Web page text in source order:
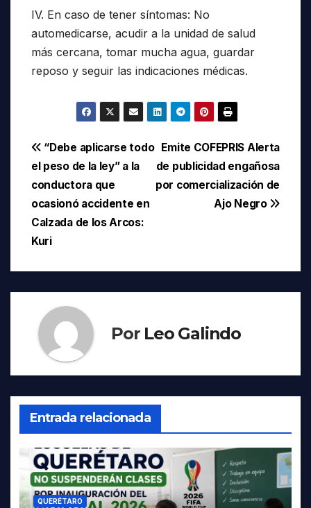
IV. En caso de tener síntomas: No
automedicarse, acudir a la unidad de salud
más cercana, tomar mucha agua, guardar
reposo y seguir las indicaciones médicas.
Navegación
de
entradas
Emite COFEPRIS Alerta
de publicidad engañosa
por comercialización de
Ajo Negro
“Debe aplicarse todo
el peso de la ley” a la
conductora que
ocasionó accidente en
Calzada de los Arcos:
Kuri
Por Leo Galindo
Entrada relacionada
QUERÉTARO